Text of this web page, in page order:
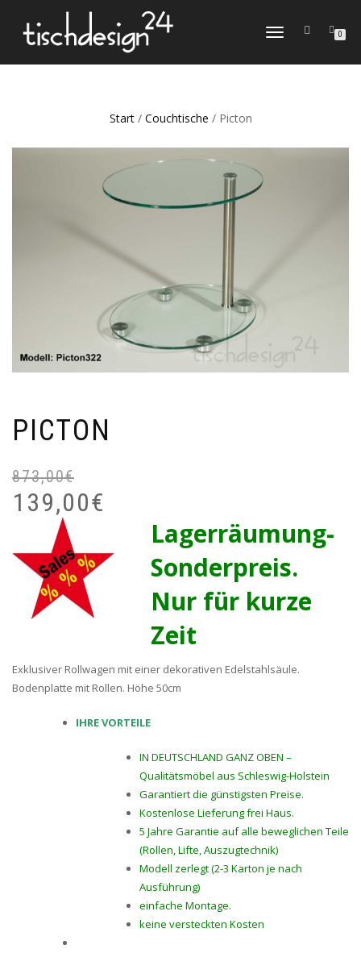
NAVIGATION
0
Start/ Couchtische / Picton
PICTON
873,00€
139,00€
Lagerräumung-
Sonderpreis.
Nur für kurze
Zeit
Exklusiver Rollwagen mit einer dekorativen Edelstahlsäule.
Bodenplatte mit Rollen. Höhe 50cm
IHRE VORTEILE
IN DEUTSCHLAND GANZ OBEN –
Qualitätsmöbel aus Schleswig-Holstein
Garantiert die günstigsten Preise.
Kostenlose Lieferung frei Haus.
5 Jahre Garantie auf alle beweglichen Teile
(Rollen, Lifte, Auszugtechnik)
Modell zerlegt (2-3 Karton je nach
Ausführung)
einfache Montage.
keine versteckten Kosten